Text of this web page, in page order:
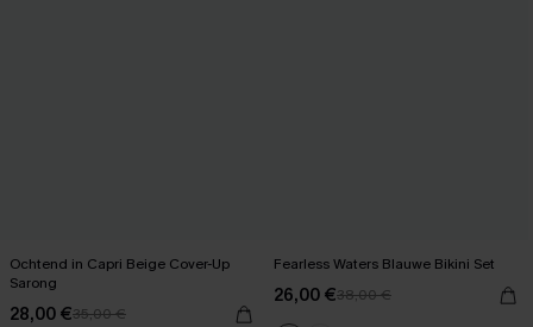
Ochtend in Capri Beige Cover-Up
Sarong
28,00 €35,00 €
Fearless Waters Blauwe Bikini Set
26,00 €38,00 €